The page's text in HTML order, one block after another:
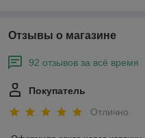
Отзывы о магазине
92 отзывов за всё время
Покупатель
Отлично